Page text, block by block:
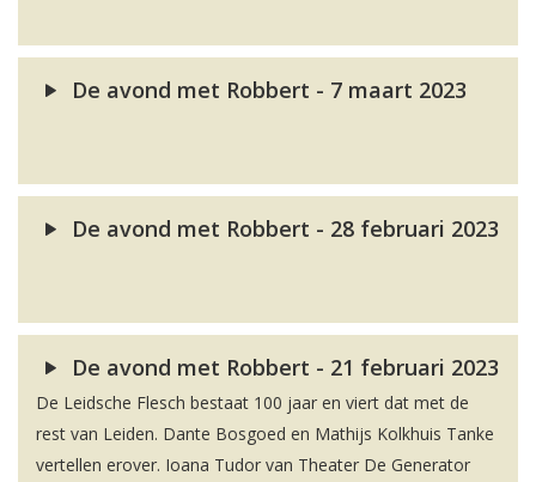
De avond met Robbert - 7 maart 2023
De avond met Robbert - 28 februari 2023
De avond met Robbert - 21 februari 2023
De Leidsche Flesch bestaat 100 jaar en viert dat met de
rest van Leiden. Dante Bosgoed en Mathijs Kolkhuis Tanke
vertellen erover. Ioana Tudor van Theater De Generator